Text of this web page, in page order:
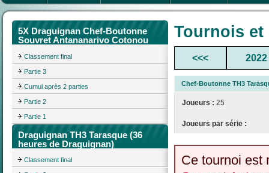
5X Draguignan Chef-Boutonne
Souvret Antananarivo Cotonou
Classement final
Partie 3
Cumul après 2 parties
Partie 2
Partie 1
Draguignan TH3 Tarasque (36
heures de Draguignan)
Classement final
Tournois
<<< 2022
Chef-Boutonne TH3
Joueurs : 25
Joueurs par série :
Ce tournoi est